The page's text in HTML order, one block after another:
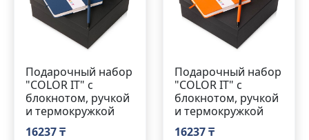
Подарочный набор
"COLOR IT" c
блокнотом, ручкой
и термокружкой
16237 ₸
Подарочный набор
"COLOR IT" c
блокнотом, ручкой
и термокружкой
16237 ₸